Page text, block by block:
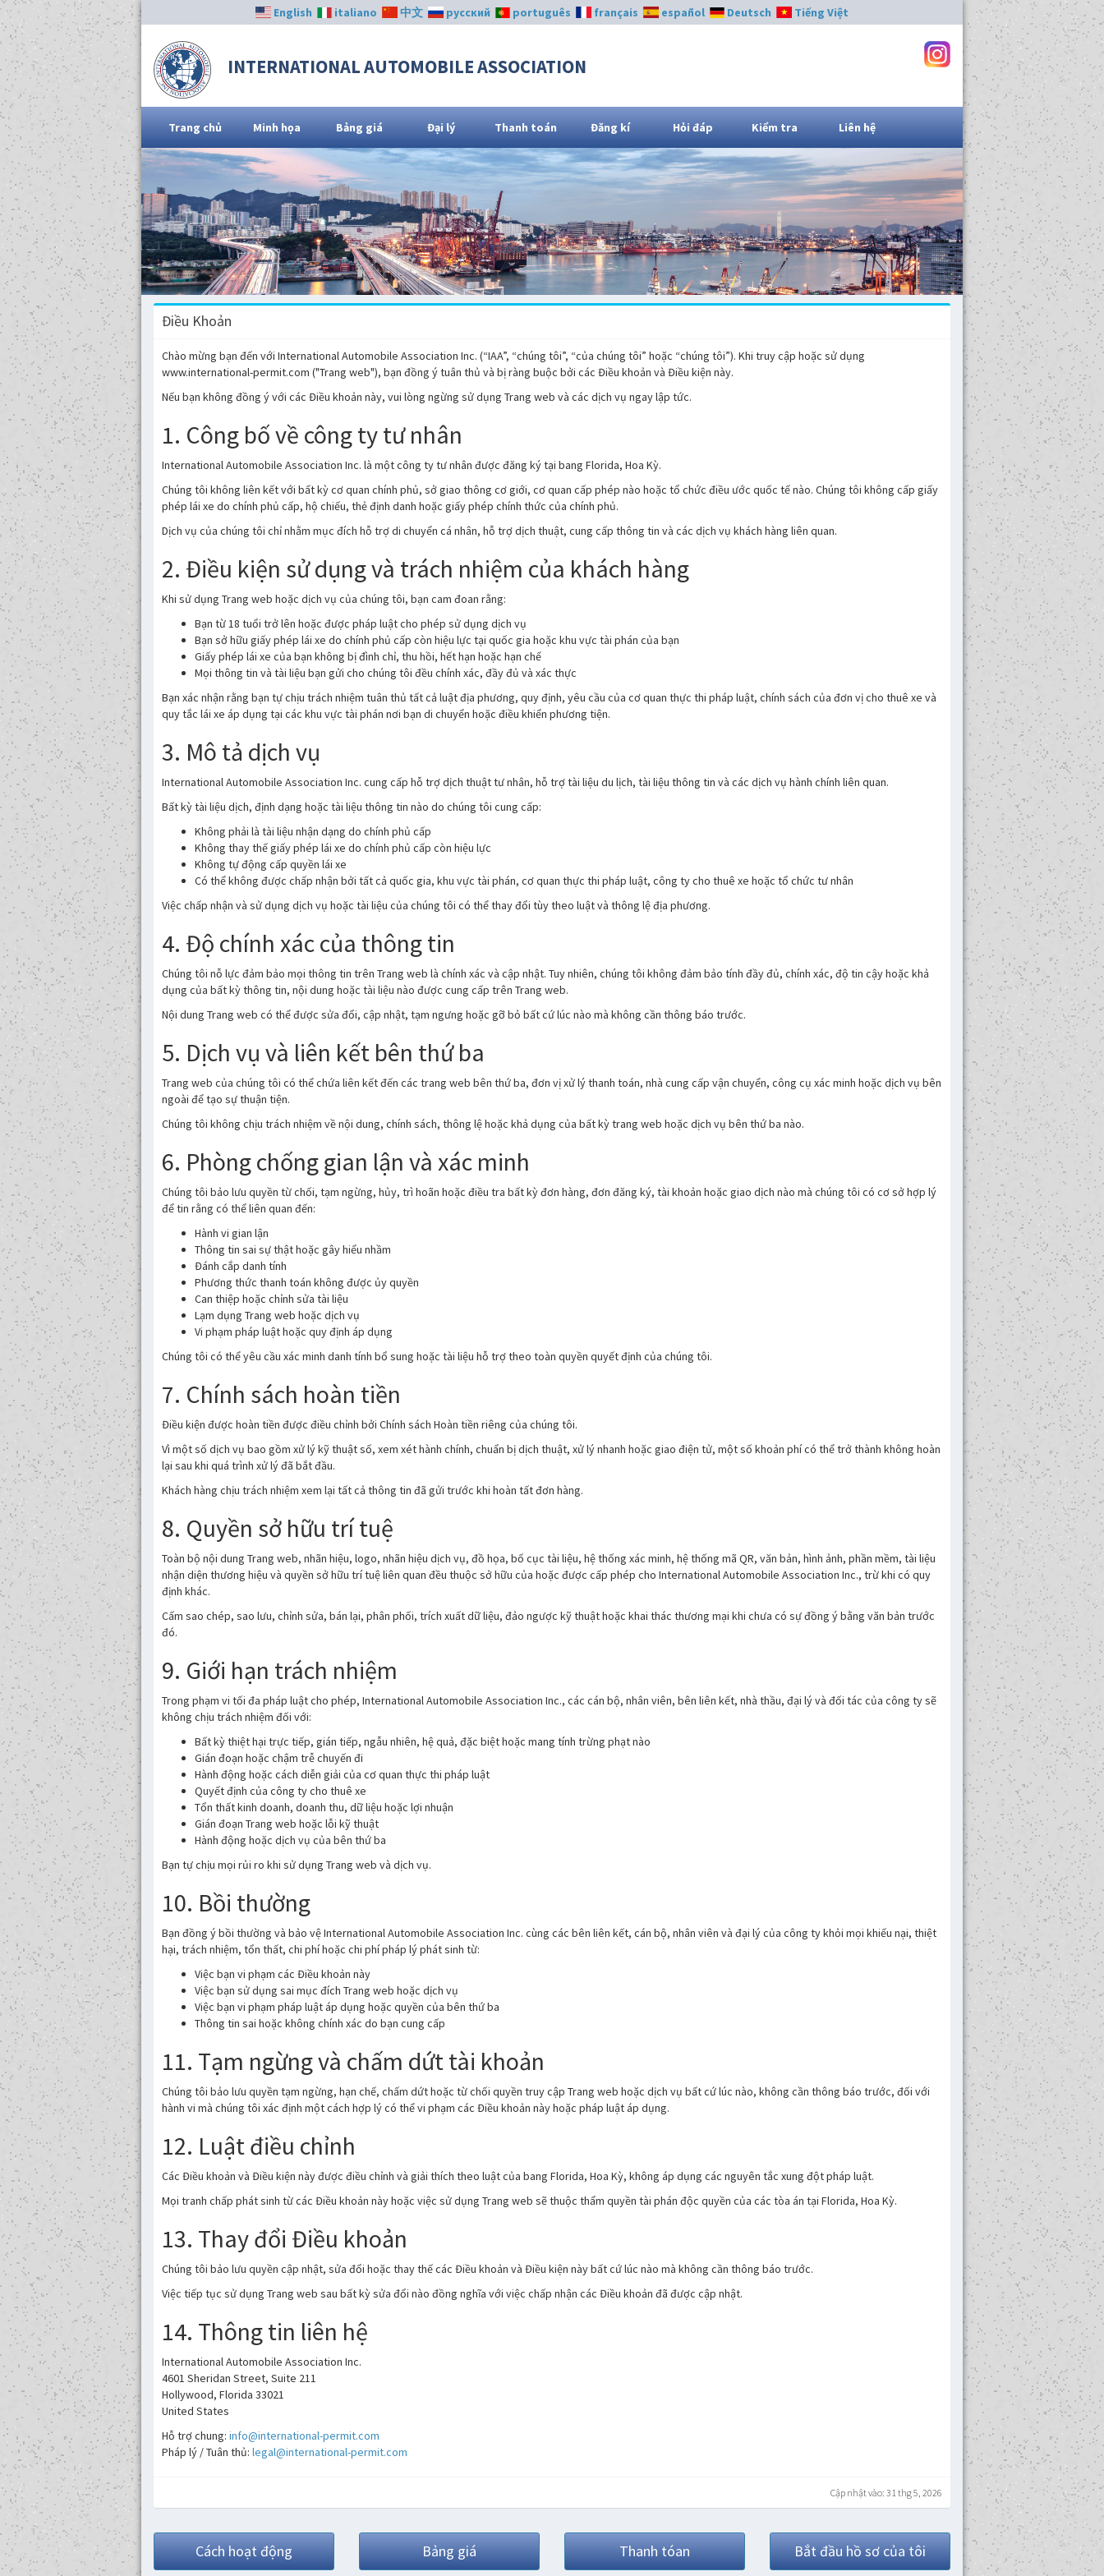
INTERNATIONAL AUTOMOBILE ASSOCIATION
English italiano 中文 русский português français español Deutsch Tiếng Việt
Trang chủ Minh họa Bảng giá Đại lý Thanh toán Đăng kí Hỏi đáp Kiểm tra Liên hệ
Điều Khoản
Chào mừng bạn đến với International Automobile Association Inc. (“IAA”, “chúng tôi”, “của chúng tôi” hoặc “chúng tôi”). Khi truy cập hoặc sử dụng
www.international-permit.com ("Trang web"), bạn đồng ý tuân thủ và bị ràng buộc bởi các Điều khoản và Điều kiện này.
Nếu bạn không đồng ý với các Điều khoản này, vui lòng ngừng sử dụng Trang web và các dịch vụ ngay lập tức.
1. Công bố về công ty tư nhân
International Automobile Association Inc. là một công ty tư nhân được đăng ký tại bang Florida, Hoa Kỳ.
Chúng tôi không liên kết với bất kỳ cơ quan chính phủ, sở giao thông cơ giới, cơ quan cấp phép nào hoặc tổ chức điều ước quốc tế nào. Chúng tôi không cấp giấy
phép lái xe do chính phủ cấp, hộ chiếu, thẻ định danh hoặc giấy phép chính thức của chính phủ.
Dịch vụ của chúng tôi chỉ nhằm mục đích hỗ trợ di chuyển cá nhân, hỗ trợ dịch thuật, cung cấp thông tin và các dịch vụ khách hàng liên quan.
2. Điều kiện sử dụng và trách nhiệm của khách hàng
Khi sử dụng Trang web hoặc dịch vụ của chúng tôi, bạn cam đoan rằng:
Bạn từ 18 tuổi trở lên hoặc được pháp luật cho phép sử dụng dịch vụ
Bạn sở hữu giấy phép lái xe do chính phủ cấp còn hiệu lực tại quốc gia hoặc khu vực tài phán của bạn
Giấy phép lái xe của bạn không bị đình chỉ, thu hồi, hết hạn hoặc hạn chế
Mọi thông tin và tài liệu bạn gửi cho chúng tôi đều chính xác, đầy đủ và xác thực
Bạn xác nhận rằng bạn tự chịu trách nhiệm tuân thủ tất cả luật địa phương, quy định, yêu cầu của cơ quan thực thi pháp luật, chính sách của đơn vị cho thuê xe và
quy tắc lái xe áp dụng tại các khu vực tài phán nơi bạn di chuyển hoặc điều khiển phương tiện.
3. Mô tả dịch vụ
International Automobile Association Inc. cung cấp hỗ trợ dịch thuật tư nhân, hỗ trợ tài liệu du lịch, tài liệu thông tin và các dịch vụ hành chính liên quan.
Bất kỳ tài liệu dịch, định dạng hoặc tài liệu thông tin nào do chúng tôi cung cấp:
Không phải là tài liệu nhận dạng do chính phủ cấp
Không thay thế giấy phép lái xe do chính phủ cấp còn hiệu lực
Không tự động cấp quyền lái xe
Có thể không được chấp nhận bởi tất cả quốc gia, khu vực tài phán, cơ quan thực thi pháp luật, công ty cho thuê xe hoặc tổ chức tư nhân
Việc chấp nhận và sử dụng dịch vụ hoặc tài liệu của chúng tôi có thể thay đổi tùy theo luật và thông lệ địa phương.
4. Độ chính xác của thông tin
Chúng tôi nỗ lực đảm bảo mọi thông tin trên Trang web là chính xác và cập nhật. Tuy nhiên, chúng tôi không đảm bảo tính đầy đủ, chính xác, độ tin cậy hoặc khả
dụng của bất kỳ thông tin, nội dung hoặc tài liệu nào được cung cấp trên Trang web.
Nội dung Trang web có thể được sửa đổi, cập nhật, tạm ngưng hoặc gỡ bỏ bất cứ lúc nào mà không cần thông báo trước.
5. Dịch vụ và liên kết bên thứ ba
Trang web của chúng tôi có thể chứa liên kết đến các trang web bên thứ ba, đơn vị xử lý thanh toán, nhà cung cấp vận chuyển, công cụ xác minh hoặc dịch vụ bên
ngoài để tạo sự thuận tiện.
Chúng tôi không chịu trách nhiệm về nội dung, chính sách, thông lệ hoặc khả dụng của bất kỳ trang web hoặc dịch vụ bên thứ ba nào.
6. Phòng chống gian lận và xác minh
Chúng tôi bảo lưu quyền từ chối, tạm ngừng, hủy, trì hoãn hoặc điều tra bất kỳ đơn hàng, đơn đăng ký, tài khoản hoặc giao dịch nào mà chúng tôi có cơ sở hợp lý
để tin rằng có thể liên quan đến:
Hành vi gian lận
Thông tin sai sự thật hoặc gây hiểu nhầm
Đánh cắp danh tính
Phương thức thanh toán không được ủy quyền
Can thiệp hoặc chỉnh sửa tài liệu
Lạm dụng Trang web hoặc dịch vụ
Vi phạm pháp luật hoặc quy định áp dụng
Chúng tôi có thể yêu cầu xác minh danh tính bổ sung hoặc tài liệu hỗ trợ theo toàn quyền quyết định của chúng tôi.
7. Chính sách hoàn tiền
Điều kiện được hoàn tiền được điều chỉnh bởi Chính sách Hoàn tiền riêng của chúng tôi.
Vì một số dịch vụ bao gồm xử lý kỹ thuật số, xem xét hành chính, chuẩn bị dịch thuật, xử lý nhanh hoặc giao điện tử, một số khoản phí có thể trở thành không hoàn
lại sau khi quá trình xử lý đã bắt đầu.
Khách hàng chịu trách nhiệm xem lại tất cả thông tin đã gửi trước khi hoàn tất đơn hàng.
8. Quyền sở hữu trí tuệ
Toàn bộ nội dung Trang web, nhãn hiệu, logo, nhãn hiệu dịch vụ, đồ họa, bố cục tài liệu, hệ thống xác minh, hệ thống mã QR, văn bản, hình ảnh, phần mềm, tài liệu
nhận diện thương hiệu và quyền sở hữu trí tuệ liên quan đều thuộc sở hữu của hoặc được cấp phép cho International Automobile Association Inc., trừ khi có quy
định khác.
Cấm sao chép, sao lưu, chỉnh sửa, bán lại, phân phối, trích xuất dữ liệu, đảo ngược kỹ thuật hoặc khai thác thương mại khi chưa có sự đồng ý bằng văn bản trước
đó.
9. Giới hạn trách nhiệm
Trong phạm vi tối đa pháp luật cho phép, International Automobile Association Inc., các cán bộ, nhân viên, bên liên kết, nhà thầu, đại lý và đối tác của công ty sẽ
không chịu trách nhiệm đối với:
Bất kỳ thiệt hại trực tiếp, gián tiếp, ngẫu nhiên, hệ quả, đặc biệt hoặc mang tính trừng phạt nào
Gián đoạn hoặc chậm trễ chuyến đi
Hành động hoặc cách diễn giải của cơ quan thực thi pháp luật
Quyết định của công ty cho thuê xe
Tổn thất kinh doanh, doanh thu, dữ liệu hoặc lợi nhuận
Gián đoạn Trang web hoặc lỗi kỹ thuật
Hành động hoặc dịch vụ của bên thứ ba
Bạn tự chịu mọi rủi ro khi sử dụng Trang web và dịch vụ.
10. Bồi thường
Bạn đồng ý bồi thường và bảo vệ International Automobile Association Inc. cùng các bên liên kết, cán bộ, nhân viên và đại lý của công ty khỏi mọi khiếu nại, thiệt
hại, trách nhiệm, tổn thất, chi phí hoặc chi phí pháp lý phát sinh từ:
Việc bạn vi phạm các Điều khoản này
Việc bạn sử dụng sai mục đích Trang web hoặc dịch vụ
Việc bạn vi phạm pháp luật áp dụng hoặc quyền của bên thứ ba
Thông tin sai hoặc không chính xác do bạn cung cấp
11. Tạm ngừng và chấm dứt tài khoản
Chúng tôi bảo lưu quyền tạm ngừng, hạn chế, chấm dứt hoặc từ chối quyền truy cập Trang web hoặc dịch vụ bất cứ lúc nào, không cần thông báo trước, đối với
hành vi mà chúng tôi xác định một cách hợp lý có thể vi phạm các Điều khoản này hoặc pháp luật áp dụng.
12. Luật điều chỉnh
Các Điều khoản và Điều kiện này được điều chỉnh và giải thích theo luật của bang Florida, Hoa Kỳ, không áp dụng các nguyên tắc xung đột pháp luật.
Mọi tranh chấp phát sinh từ các Điều khoản này hoặc việc sử dụng Trang web sẽ thuộc thẩm quyền tài phán độc quyền của các tòa án tại Florida, Hoa Kỳ.
13. Thay đổi Điều khoản
Chúng tôi bảo lưu quyền cập nhật, sửa đổi hoặc thay thế các Điều khoản và Điều kiện này bất cứ lúc nào mà không cần thông báo trước.
Việc tiếp tục sử dụng Trang web sau bất kỳ sửa đổi nào đồng nghĩa với việc chấp nhận các Điều khoản đã được cập nhật.
14. Thông tin liên hệ
International Automobile Association Inc.
4601 Sheridan Street, Suite 211
Hollywood, Florida 33021
United States
Hỗ trợ chung: info@international-permit.com
Pháp lý / Tuân thủ: legal@international-permit.com
Cập nhật vào: 31 thg 5, 2026
Cách hoạt động Bảng giá Thanh tóan Bắt đầu hồ sơ của tôi